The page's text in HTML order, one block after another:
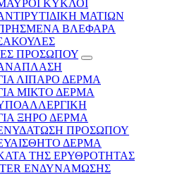
ΚΥΚΛΟΙ
ΜΑΤΙΩΝ
ΒΛΕΦΑΡΑ
ΠΡΟΣΩΠΟΥ
ΛΙΠΑΡΟ ΔΕΡΜΑ
ΜΙΚΤΟ ΔΕΡΜΑ
ΞΗΡΟ ΔΕΡΜΑ
ΠΡΟΣΩΠΟΥ
ΔΕΡΜΑ
ΤΗΣ ΕΡΥΘΡΟΤΗΤΑΣ
ΕΝΔΥΝΑΜΩΣΗΣ